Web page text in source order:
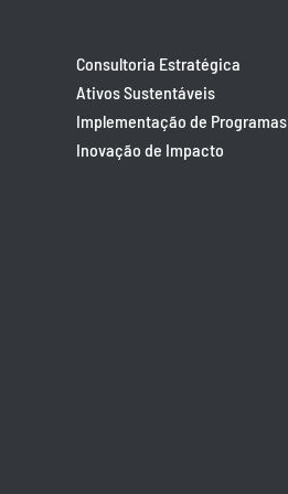
Consultoria Estratégica
Ativos Sustentáveis
Implementação de Programas
Inovação de Impacto